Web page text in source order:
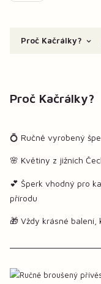
Proč Kačrálky?
Proč Kačrálky?
💍 Ručně vyrobený
🌸 Květiny z jižních
💕 Šperk vhodný pro
přírodu
🎁 Vždy krásné balení,